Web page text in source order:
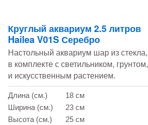
Круглый аквариум 2.5 литров
Hailea V01S Серебро
Настольный аквариум шар из стекла,
в комплекте с светильником, грунтом,
и искусственным растением.
Длина (см.)
18 см
Ширина (см.)
23 см
Высота (см.)
25 см